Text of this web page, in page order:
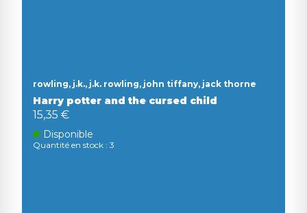
rowling, j.k., j.k. rowling, john tiffany, jack thorne
Harry potter and the cursed child
15,35 €
Disponible
Quantité en stock : 3